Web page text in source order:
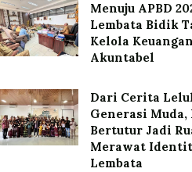
Menuju APBD
Lembata Bidik
Kelola
Akuntabel
Dari Cerita
Generasi Muda,
Bertutur Jadi
Merawat
Lembata